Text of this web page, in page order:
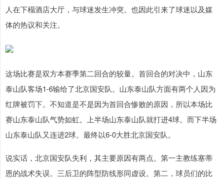
人在下榻酒店大厅，与球迷发生冲突。也因此引来了球迷以及媒
体的热议和关注。
这场比赛是双方本赛季第二回合的较量。首回合的对决中，山东
泰山队客场1-6输给了北京国安队。山东泰山队方面有两个人因为
红牌被罚下。不知道是不是因为首回合惨败的原因，所以本场比
赛山东泰山队气势如虹。上半场山东泰山队就打进4球。而下半场
山东泰山队又连进2球。最终以6-0大胜北京国安队。
说实话，北京国安队失利，其主要原因有两点。第一主教练塞蒂
恩的战术失误。三后卫的阵型防线形同虚设。第二，球员们的比